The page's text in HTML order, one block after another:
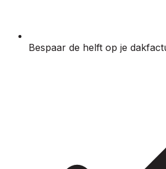
Bespaar de helft op je